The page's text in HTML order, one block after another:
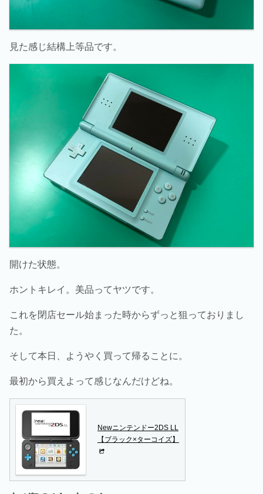
見た感じ結構上等品です。
開けた状態。
ホントキレイ。美品ってヤツです。
これを閉店セール始まった時からずっと狙っておりまし
た。
そして本日、ようやく買って帰ることに。
最初から買えよって感じなんだけどね。
Newニンテンドー2DS LL
【ブラック×ターコイズ】